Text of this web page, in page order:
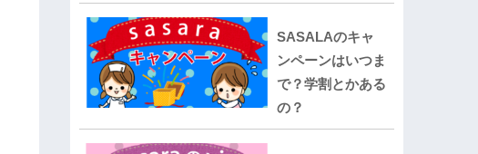
SASALAのキャ
ンペーンはいつま
で？学割とかある
の？